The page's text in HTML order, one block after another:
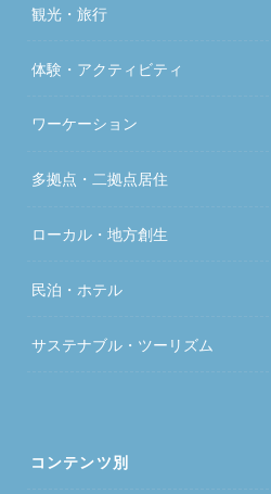
観光・旅行
体験・アクティビティ
ワーケーション
多拠点・二拠点居住
ローカル・地方創生
民泊・ホテル
サステナブル・ツーリズム
コンテンツ別